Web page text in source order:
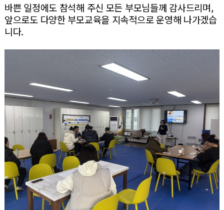
바쁜 일정에도 참석해 주신 모든 부모님들께 감사드리며,
앞으로도 다양한 부모교육을 지속적으로 운영해 나가겠습
니다.